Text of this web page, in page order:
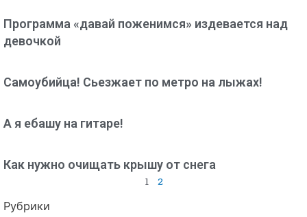
Программа «давай поженимся» издевается над
девочкой
Самоубийца! Сьезжает по метро на лыжах!
А я ебашу на гитаре!
Как нужно очищать крышу от снега
1 2
Рубрики